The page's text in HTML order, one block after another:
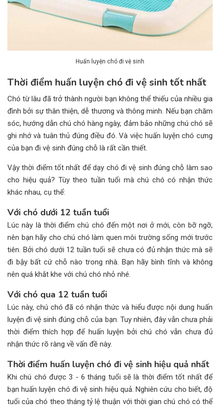
Huấn luyện chó đi vệ sinh
Thời điểm huấn luyện chó đi vệ sinh tốt nhất
Chó từ lâu đã trở thành người bạn không thể thiếu của nhiều gia
đình bởi sự thân thiện, dễ thương và thông minh. Nếu bạn chăm
sóc, hướng dẫn chú chó hàng ngày, đảm bảo những chú chó sẽ
ghi nhớ và tuân thủ đúng điều đó. Và việc huấn luyện chó cưng
của bạn đi vệ sinh đúng chỗ là rất cần thiết.
Vậy thời điểm tốt nhất để dạy chó đi vệ sinh đúng chỗ làm sao
cho hiệu quả? Tùy theo tuần tuổi mà chú chó có nhận thức
khác nhau, cụ thể:
Với chó dưới 12 tuần tuổi
Lúc này là thời điểm chú chó đến một nơi ở mới, còn bỡ ngỡ,
nên bạn hãy cho chú chó làm quen môi trường sống mới trước
tiên. Bởi chó dưới 12 tuần tuổi sẽ chưa có đủ nhận thức mà sẽ
đi bậy bất cứ chỗ nào trong nhà. Bạn hãy bình tĩnh và không
nên quá khắt khe với chú chó nhỏ nhé.
Với chó qua 12 tuần tuổi
Lúc này, chú chó đã có nhận thức và hiểu được nội dung huấn
luyện đi vệ sinh đúng chỗ của bạn. Tuy nhiên, đây vẫn chưa phải
thời điểm thích hợp để huấn luyện bởi chú chó vẫn chưa đủ
nhận thức rõ ràng về vấn đề này.
Thời điểm huấn luyện chó đi vệ sinh hiệu quả nhất
Khi chú chó được 3 - 6 tháng tuổi sẽ là thời điểm tốt nhất để
bạn huấn luyện chó đi vệ sinh hiệu quả. Nghiên cứu cho biết, độ
tuổi của chó theo tháng tỷ lệ thuận với thời gian chú chó có thể